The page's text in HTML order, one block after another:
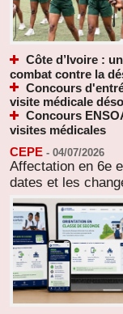
Côte d’Ivoire :
combat contre la
Concours
visite médicale
Concours
visites médicales
CEPE - 04/07/2026
Affectation en 6e
dates et les